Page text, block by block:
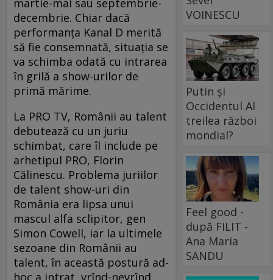
martie-mai sau septembrie-
decembrie. Chiar dacă
performanța Kanal D merită
să fie consemnată, situația se
va schimba odată cu intrarea
în grilă a show-urilor de
primă mărime.
La PRO TV, Românii au talent
debutează cu un juriu
schimbat, care îl include pe
arhetipul PRO, Florin
Călinescu. Problema juriilor
de talent show-uri din
România era lipsa unui
mascul alfa sclipitor, gen
Simon Cowell, iar la ultimele
sezoane din Românii au
talent, în această postură ad-
VOINESCU
Putin și
Occidentul Al
treilea război
mondial?
Feel good -
după FILIT -
Ana Maria
SANDU